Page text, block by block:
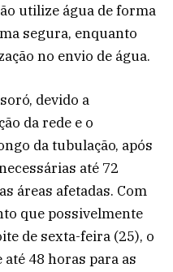
utilize água de forma
segura, enquanto
no envio de água.
devido a
da rede e o
da tubulação, após
até 72
áreas afetadas. Com
que possivelmente
de sexta-feira (25), o
48 horas para as